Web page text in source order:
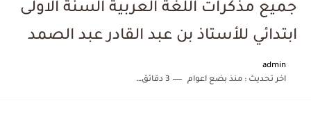
جميع مذكرات اللغة العربية السنة الاولى
ابتدائي للأستاذ بن عبد القادر عبد الصمد
admin
اخر تحديث :منذ بضع اعوام 3 دقائق للقراءة